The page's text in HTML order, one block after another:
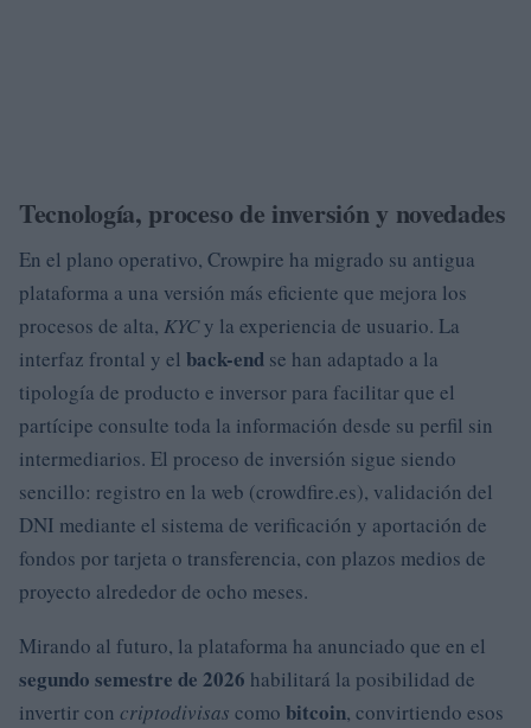
Tecnología, proceso de inversión y novedades
En el plano operativo, Crowpire ha migrado su antigua
plataforma a una versión más eficiente que mejora los
procesos de alta, KYCy la experiencia de usuario. La
interfaz frontal y el back-end se han adaptado a la
tipología de producto e inversor para facilitar que el
partícipe consulte toda la información desde su perfil sin
intermediarios. El proceso de inversión sigue siendo
sencillo: registro en la web (crowdfire.es), validación del
DNI mediante el sistema de verificación y aportación de
fondos por tarjeta o transferencia, con plazos medios de
proyecto alrededor de ocho meses.
Mirando al futuro, la plataforma ha anunciado que en el
segundo semestre de 2026 habilitará la posibilidad de
invertir con criptodivisas como bitcoin, convirtiendo esos